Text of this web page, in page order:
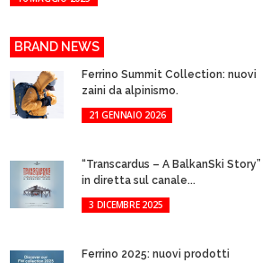
BRAND NEWS
Ferrino Summit Collection: nuovi
zaini da alpinismo.
21 GENNAIO 2026
“Transcardus – A BalkanSki Story”
in diretta sul canale...
3 DICEMBRE 2025
Ferrino 2025: nuovi prodotti